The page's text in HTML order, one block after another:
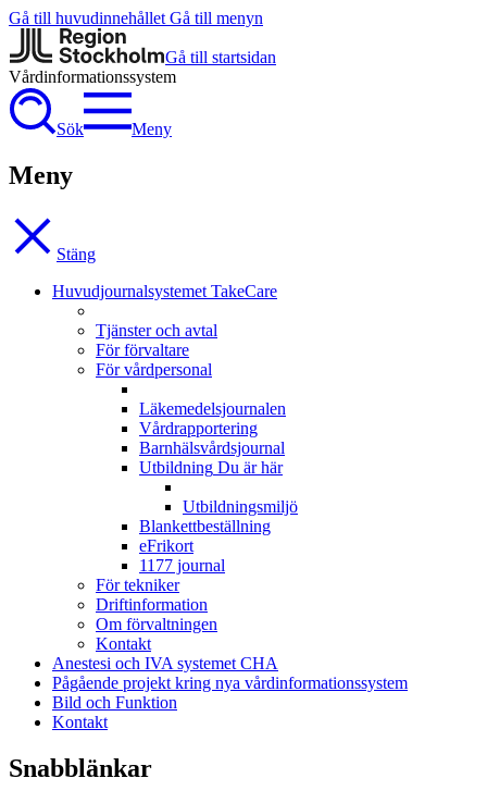
Gå till huvudinnehållet Gå till menyn
Gå till startsidan
Vårdinformationssystem
Sök Meny
Meny
Stäng
Huvudjournalsystemet TakeCare
Tjänster och avtal
För förvaltare
För vårdpersonal
Läkemedelsjournalen
Vårdrapportering
Barnhälsvårdsjournal
Utbildning Du är här
Utbildningsmiljö
Blankettbeställning
eFrikort
1177 journal
För tekniker
Driftinformation
Om förvaltningen
Kontakt
Anestesi och IVA systemet CHA
Pågående projekt kring nya vårdinformationssystem
Bild och Funktion
Kontakt
Snabblänkar